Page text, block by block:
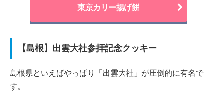
東京カリー揚げ餅
【島根】出雲大社参拝記念クッキー
島根県といえばやっぱり「出雲大社」が圧倒的に有名で
す。